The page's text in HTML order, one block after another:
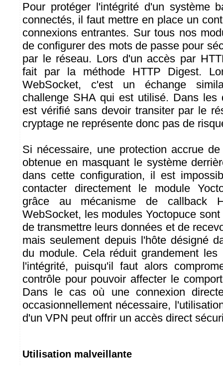
Pour protéger l'intégrité d'un système
connectés, il faut mettre en place un
connexions entrantes. Sur tous nos
de configurer des mots de passe pour
par le réseau. Lors d'un accès par
fait par la méthode HTTP Digest.
WebSocket, c'est un échange
challenge SHA qui est utilisé. Dans les
est vérifié sans devoir transiter par le
cryptage ne représente donc pas de
Si nécessaire, une protection accrue
obtenue en masquant le système
dans cette configuration, il est
contacter directement le module
grâce au mécanisme de callback
WebSocket, les modules Yoctopuce
de transmettre leurs données et de
mais seulement depuis l'hôte désigné
du module. Cela réduit grandement les
l'intégrité, puisqu'il faut alors
contrôle pour pouvoir affecter le
Dans le cas où une connexion
occasionnellement nécessaire,
d'un VPN peut offrir un accès direct
Utilisation malveillante